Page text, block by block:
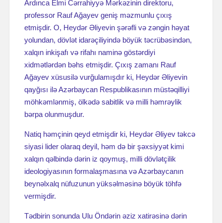
Ardınca Elmi Cərrahiyyə Mərkəzinin direktoru,
professor Rauf Ağayev geniş məzmunlu çıxış
etmişdir. O, Heydər Əliyevin şərəfli və zəngin həyat
yolundan, dövlət idarəçiliyində böyük təcrübəsindən,
xalqın inkişafı və rifahı naminə göstərdiyi
xidmətlərdən bəhs etmişdir. Çıxış zamanı Rauf
Ağayev xüsusilə vurğulamışdır ki, Heydər Əliyevin
qayğısı ilə Azərbaycan Respublikasının müstəqilliyi
möhkəmlənmiş, ölkədə sabitlik və milli həmrəylik
bərpa olunmuşdur.
Natiq həmçinin qeyd etmişdir ki, Heydər Əliyev təkcə
siyasi lider olaraq deyil, həm də bir şəxsiyyət kimi
xalqın qəlbində dərin iz qoymuş, milli dövlətçilik
ideologiyasının formalaşmasına və Azərbaycanın
beynəlxalq nüfuzunun yüksəlməsinə böyük töhfə
vermişdir.
Tədbirin sonunda Ulu Öndərin əziz xatirəsinə dərin